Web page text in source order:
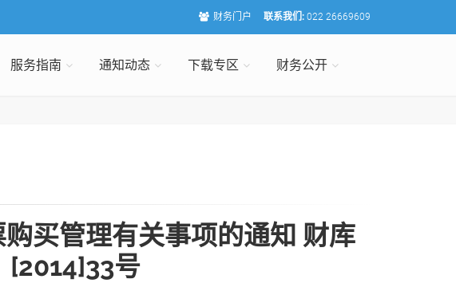
财务门户 联系我们: 022 26669609
服务指南 通知动态 下载专区 财务公开
买管理有关事项的通知 财库
[2014]33号